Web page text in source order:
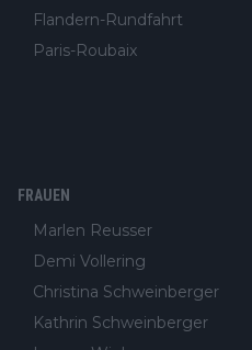
Flandern-Rundfahrt
Paris-Roubaix
FRAUEN
Marlen Reusser
Demi Vollering
Christina Schweinberger
Kathrin Schweinberger